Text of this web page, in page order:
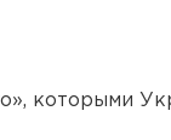
которыми